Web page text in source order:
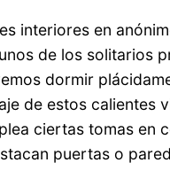
interiores en
de los solitarios
dormir
de estos calientes
ciertas tomas en
puertas o